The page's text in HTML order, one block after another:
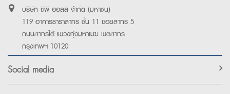
บริษัท ซีพี ออลล์ จำกัด (มหาชน)
119 อาคารธาราสาทร ชั้น 11 ซอยสาทร 5
ถนนสาทรใต้ แขวงทุ่งมหาเมฆ เขตสาทร
กรุงเทพฯ 10120
Social media